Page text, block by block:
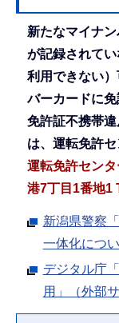
新たなマイナ
が記録されて
利用できない
バーカードに免
免許証不携帯
は、運転免許セ
運転免許セン
港7丁目1番地1
新潟県警察
一体化につ
デジタル庁
用」（外部サ